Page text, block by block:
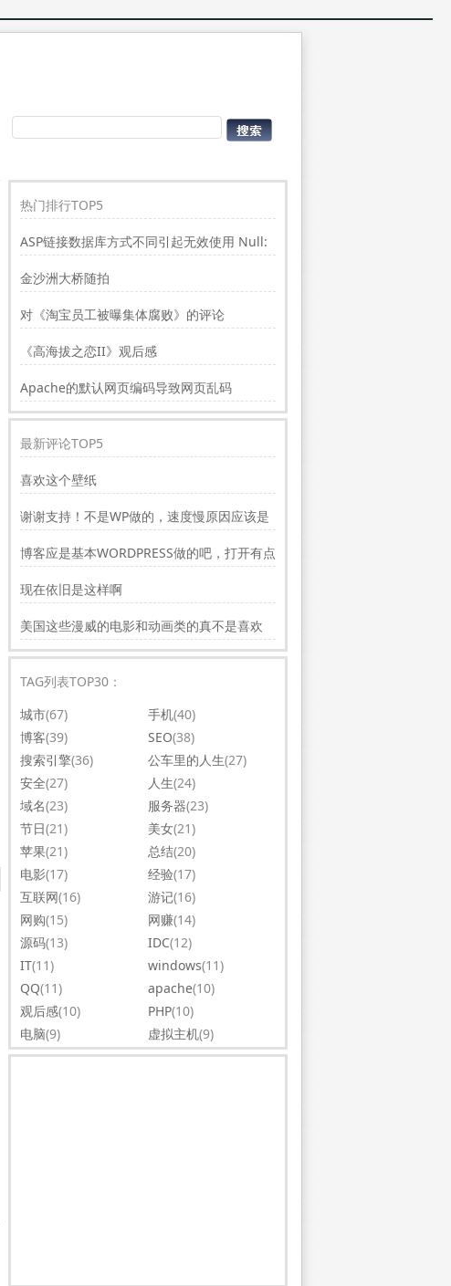
热门排行TOP5
ASP链接数据库方式不同引起无效使用 Null:
Replace”的问题
金沙洲大桥随拍
对《淘宝员工被曝集体腐败》的评论
《高海拔之恋II》观后感
Apache的默认网页编码导致网页乱码
最新评论TOP5
喜欢这个壁纸
谢谢支持！不是WP做的，速度慢原因应该是
服务器线路问题。
博客应是基本WORDPRESS做的吧，打开有点
慢，可以优化一下。还有网站更新应多一点，
才会吸引更多相关的人去看。纯个人意见，谢
现在依旧是这样啊
美国这些漫威的电影和动画类的真不是喜欢
看，太没意思了
TAG列表TOP30：
城市(67) 手机(40)
博客(39) SEO(38)
搜索引擎(36) 公车里的人生(27)
安全(27) 人生(24)
域名(23) 服务器(23)
节日(21) 美女(21)
苹果(21) 总结(20)
电影(17) 经验(17)
互联网(16) 游记(16)
网购(15) 网赚(14)
源码(13) IDC(12)
IT(11) windows(11)
QQ(11) apache(10)
观后感(10) PHP(10)
电脑(9) 虚拟主机(9)